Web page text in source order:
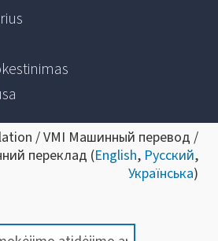
/ VMI Машинный перевод /
переклад (English, Русский,
Українська)